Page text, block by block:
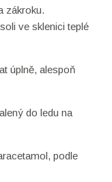
zákroku.
ve sklenici teplé
úplně, alespoň
do ledu na
podle